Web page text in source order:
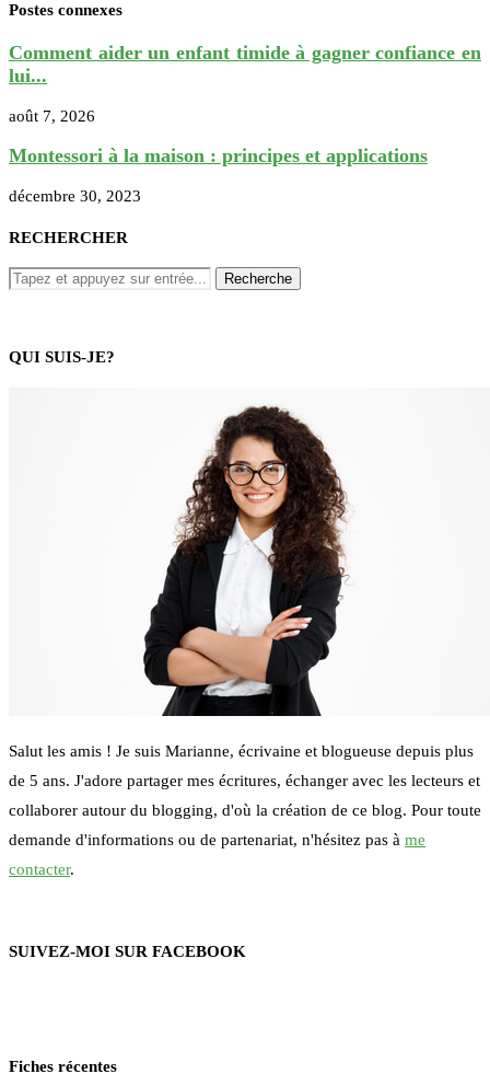
Postes connexes
Comment aider un enfant timide à gagner confiance en
lui...
août 7, 2026
Montessori à la maison : principes et applications
décembre 30, 2023
RECHERCHER
QUI SUIS-JE?
Salut les amis ! Je suis Marianne, écrivaine et blogueuse depuis plus
de 5 ans. J'adore partager mes écritures, échanger avec les lecteurs et
collaborer autour du blogging, d'où la création de ce blog. Pour toute
demande d'informations ou de partenariat, n'hésitez pas à me
contacter.
SUIVEZ-MOI SUR FACEBOOK
Fiches récentes